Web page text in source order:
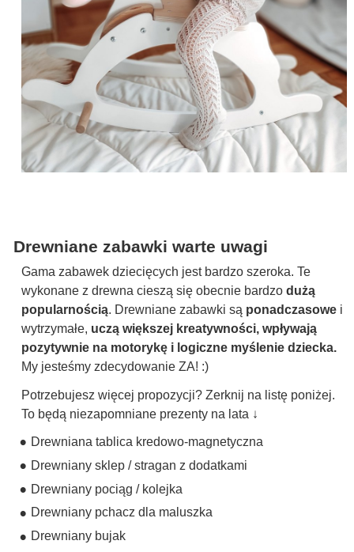
Drewniane zabawki warte uwagi
Gama zabawek dziecięcych jest bardzo szeroka. Te
wykonane z drewna cieszą się obecnie bardzo dużą
popularnością. Drewniane zabawki są ponadczasowe i
wytrzymałe, uczą większej kreatywności, wpływają
pozytywnie na motorykę i logiczne myślenie dziecka.
My jesteśmy zdecydowanie ZA! :)
Potrzebujesz więcej propozycji? Zerknij na listę poniżej.
To będą niezapomniane prezenty na lata ↓
Drewniana tablica kredowo-magnetyczna
Drewniany sklep / stragan z dodatkami
Drewniany pociąg / kolejka
Drewniany pchacz dla maluszka
Drewniany bujak